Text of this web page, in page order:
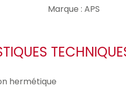
Marque : APS
hermétique